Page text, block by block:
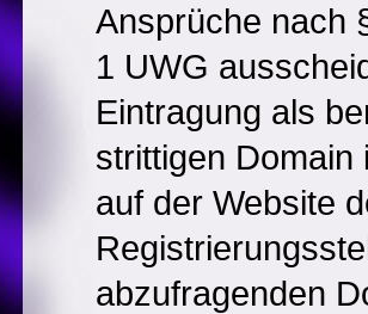
Ansprüche nach
1 UWG
Eintragung als
strittigen Domain
auf der Website
abzufragenden